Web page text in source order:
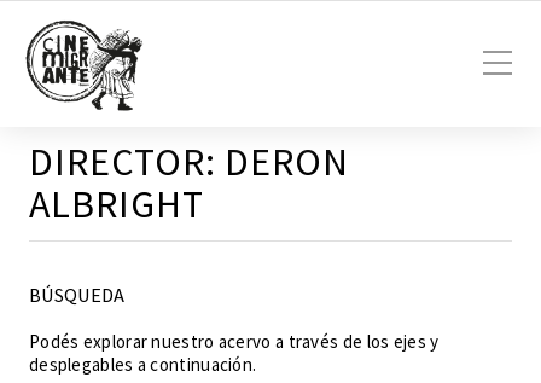
DIRECTOR: DERON
ALBRIGHT
BÚSQUEDA
Podés explorar nuestro acervo a través de los ejes y
desplegables a continuación.